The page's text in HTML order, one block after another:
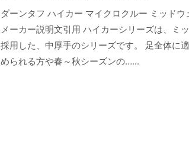
ダーンタフ ハイカー マイクロクルー ミッド
メーカー説明文引用 ハイカーシリーズは、ミ
採用した、中厚手のシリーズです。 足全体に
められる方や春～秋シーズンの…...